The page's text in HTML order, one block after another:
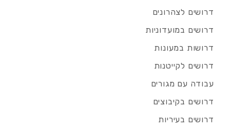
דרושים לצהרונים
דרושים במועדוניות
דרושות במעונות
דרושים לקייטנות
עבודה עם מגורים
דרושים בקיבוצים
דרושים בעיריות